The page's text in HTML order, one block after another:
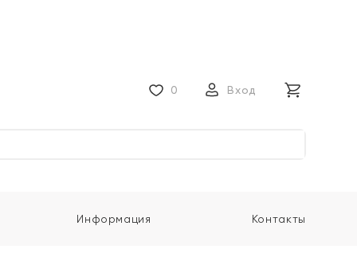
0 Вход
Информация Контакты